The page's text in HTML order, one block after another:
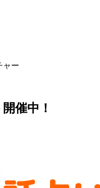
ャー
催中！